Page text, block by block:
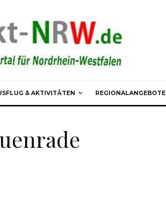
& AKTIVITÄTEN REGIONALANGEBOTE